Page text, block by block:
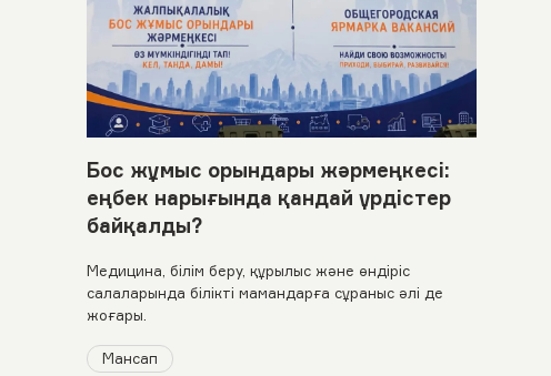
Бос жұмыс орындары жәрмеңкесі:
еңбек нарығында қандай үрдістер
байқалды?
Медицина, білім беру, құрылыс және өндіріс
салаларында білікті мамандарға сұраныс әлі де
жоғары.
Мансап